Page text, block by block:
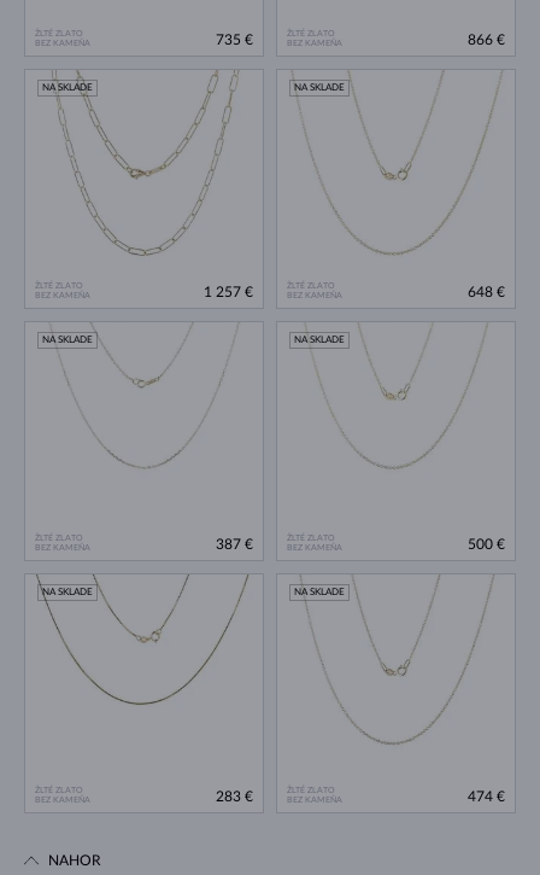
ŽLTÉ ZLATO
BEZ KAMEŇA
735 €
ŽLTÉ ZLATO
BEZ KAMEŇA
866 €
ŽLTÉ ZLATO
BEZ KAMEŇA
NA SKLADE
1 257 €
ŽLTÉ ZLATO
BEZ KAMEŇA
NA SKLADE
648 €
ŽLTÉ ZLATO
BEZ KAMEŇA
NA SKLADE
387 €
ŽLTÉ ZLATO
BEZ KAMEŇA
NA SKLADE
500 €
ŽLTÉ ZLATO
BEZ KAMEŇA
NA SKLADE
283 €
ŽLTÉ ZLATO
BEZ KAMEŇA
NA SKLADE
474 €
NAHOR